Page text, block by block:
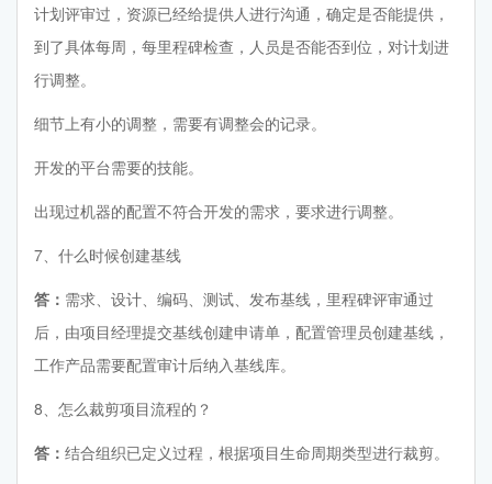
计划评审过，资源已经给提供人进行沟通，确定是否能提供，
到了具体每周，每里程碑检查，人员是否能否到位，对计划进
行调整。
细节上有小的调整，需要有调整会的记录。
开发的平台需要的技能。
出现过机器的配置不符合开发的需求，要求进行调整。
7、什么时候创建基线
答： 需求、设计、编码、测试、发布基线，里程碑评审通过
后，由项目经理提交基线创建申请单，配置管理员创建基线，
工作产品需要配置审计后纳入基线库。
8、怎么裁剪项目流程的？
答： 结合组织已定义过程，根据项目生命周期类型进行裁剪。